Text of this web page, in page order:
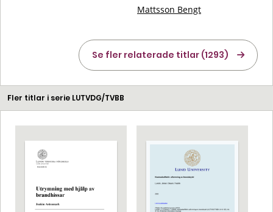
Mattsson Bengt
Se fler relaterade titlar (1293)
Fler titlar i serie LUTVDG/TVBB